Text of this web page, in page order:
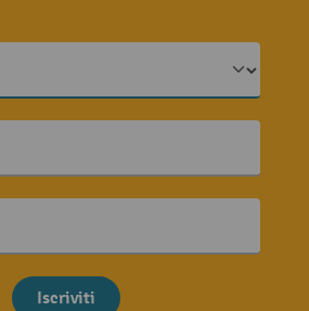
Iscriviti